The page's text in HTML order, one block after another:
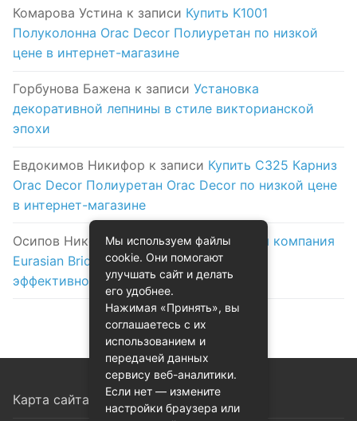
Комарова Устина к записи Купить K1001
Полуколонна Orac Decor Полиуретан по низкой
цене в интернет-магазине
Горбунова Бажена к записи Установка
декоративной лепнины в стиле викторианской
эпохи
Евдокимов Никифор к записи Купить C325 Карниз
Orac Decor Полиуретан Orac Decor по низкой цене
в интернет-магазине
Осипов Николак записиЛогистическая компания
Eurasian Bridge в Астане: надежность и
эффективность на первом месте
Карта сайта
Мы используем файлы
cookie. Они помогают
улучшать сайт и делать
его удобнее.
Нажимая «Принять», вы
соглашаетесь с их
использованием и
передачей данных
сервису веб-аналитики.
Если нет — измените
настройки браузера или